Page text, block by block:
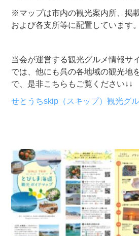
※マップは市内の観光案内所、掲
および各支所等に配置しています。
当会が運営する観光グルメ情報サ
では、他にも呉の各地域の観光地
で、是非こちらもご覧ください↓↓
せとうちskip（スキップ）観光グ